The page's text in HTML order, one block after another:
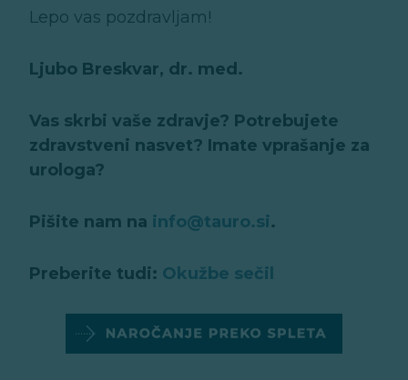
Lepo vas pozdravljam!
Ljubo Breskvar, dr. med.
Vas skrbi vaše zdravje? Potrebujete
zdravstveni nasvet? Imate vprašanje za
urologa?
Pišite nam na info@tauro.si.
Preberite tudi: Okužbe sečil